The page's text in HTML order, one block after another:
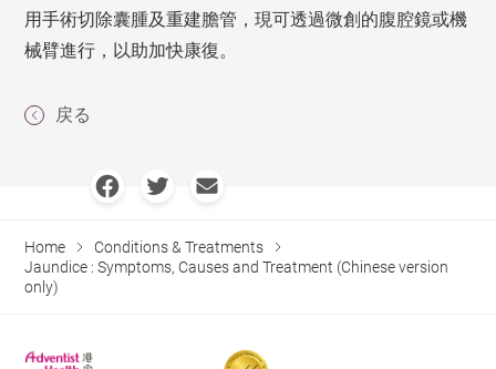
用手術切除囊腫及重建膽管，現可透過微創的腹腔鏡或機
械臂進行，以助加快康復。
戻る
Home
Conditions & Treatments
Jaundice : Symptoms, Causes and Treatment (Chinese version
only)